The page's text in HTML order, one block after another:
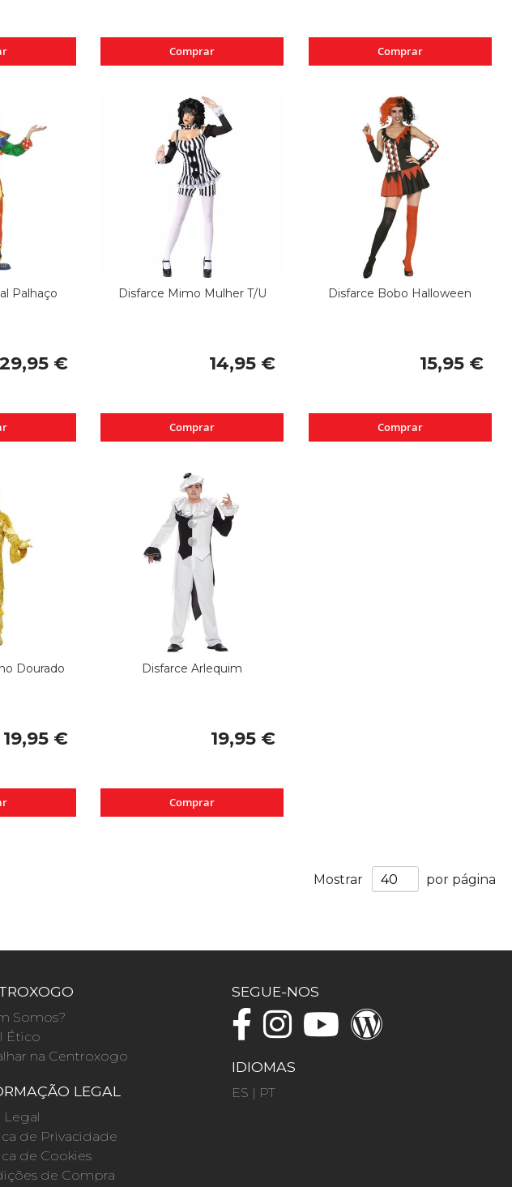
Comprar Comprar
Palhaço
29,95 €
Disfarce Mimo Mulher T/U
14,95 €
Comprar
Disfarce Bobo Halloween
15,95 €
Comprar
Dourado
19,95 €
Disfarce Arlequim
19,95 €
Comprar
Mostrar por página
Somos?
Ético
na Centroxogo
LEGAL
Legal
de Privacidade
de Cookies
de Compra
SEGUE-NOS
IDIOMAS
ES | PT